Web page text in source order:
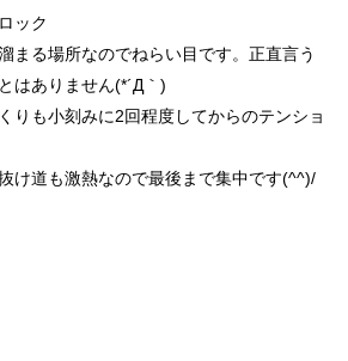
ック
まる場所なのでねらい目です。正直言う
はありません(*´Д｀)
りも小刻みに2回程度してからのテンショ
け道も激熱なので最後まで集中です(^^)/